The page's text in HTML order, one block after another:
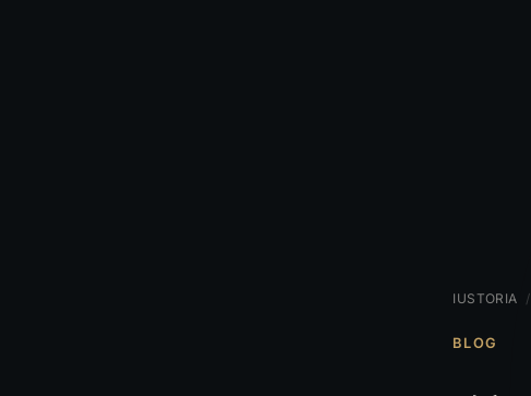
IUSTORIA /
BLOG